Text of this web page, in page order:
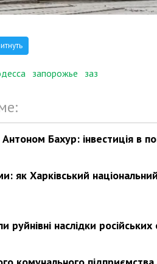
запорожье заз
Бахур: інвестиція в
як Харківський
наслідки російських